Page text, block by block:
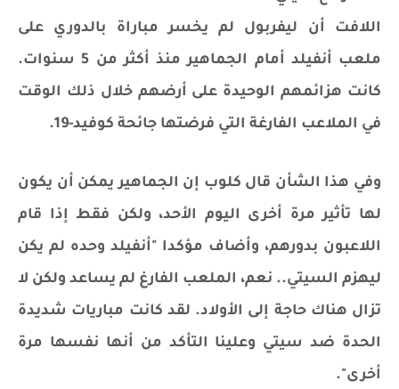
اللافت أن ليفربول لم يخسر مباراة بالدوري على
ملعب أنفيلد أمام الجماهير منذ أكثر من 5 سنوات.
كانت هزائمهم الوحيدة على أرضهم خلال ذلك الوقت
في الملاعب الفارغة التي فرضتها جائحة كوفيد-19.
وفي هذا الشأن قال كلوب إن الجماهير يمكن أن يكون
لها تأثير مرة أخرى اليوم الأحد، ولكن فقط إذا قام
اللاعبون بدورهم، وأضاف مؤكدا "أنفيلد وحده لم يكن
ليهزم السيتي.. نعم، الملعب الفارغ لم يساعد ولكن لا
تزال هناك حاجة إلى الأولاد. لقد كانت مباريات شديدة
الحدة ضد سيتي وعلينا التأكد من أنها نفسها مرة
أخرى".